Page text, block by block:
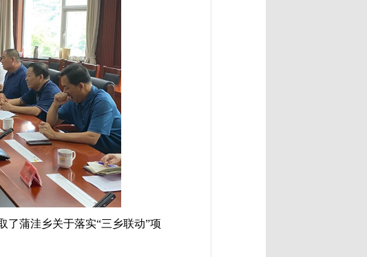
蒲洼乡关于落实“三乡联动”项